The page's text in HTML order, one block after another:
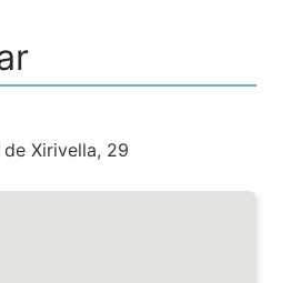
de Xirivella, 29